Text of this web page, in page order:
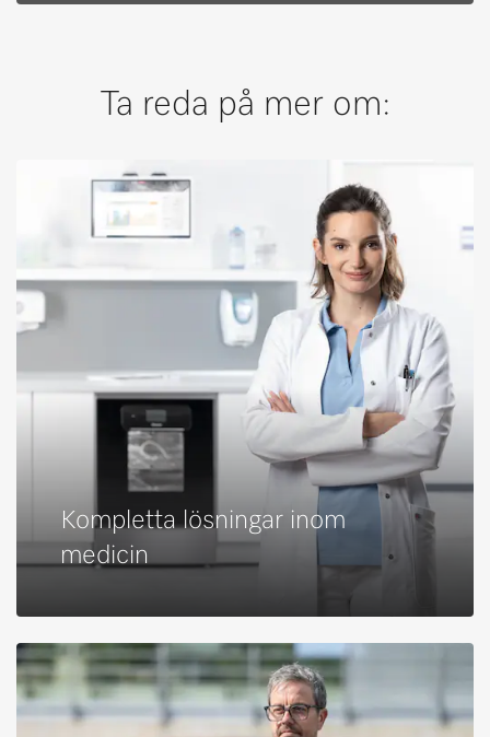
Ta reda på mer om:
Kompletta lösningar inom
medicin